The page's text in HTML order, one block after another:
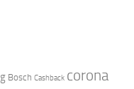
Bosch Cashback corona